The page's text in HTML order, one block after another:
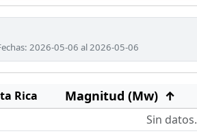
2026-05-06 al 2026-05-06
Rica Magnitud (Mw) ↑
Sin datos.